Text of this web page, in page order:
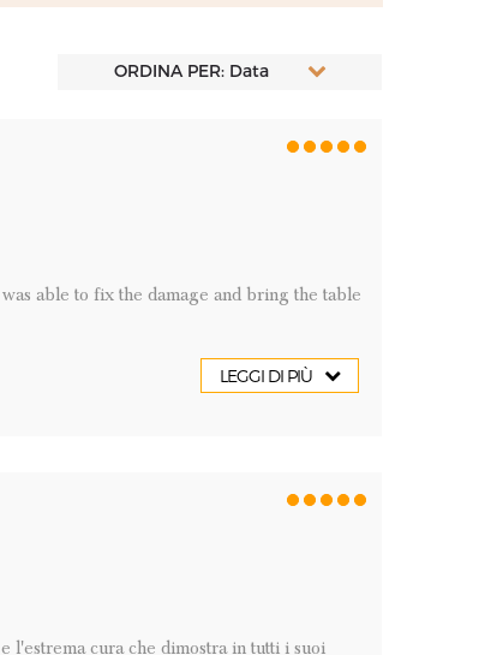
ORDINA PER: Data
able to fix the damage and bring the table
LEGGI DI PIÙ
l'estrema cura che dimostra in tutti i suoi